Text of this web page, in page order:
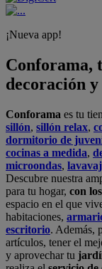
¡Nueva app!
Conforama,
decoración
Conforama es tu
sillón, sillón relax,
dormitorio de
cocinas a medida,
microondas,
Descubre nuestra
para tu hogar, con
espacio en el que
habitaciones,
escritorio. Además,
artículos, tener el
y aprovechar tu